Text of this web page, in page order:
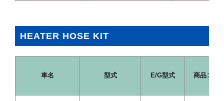
HEATER HOSE KIT
車名 型式 E/G型式 商品コー